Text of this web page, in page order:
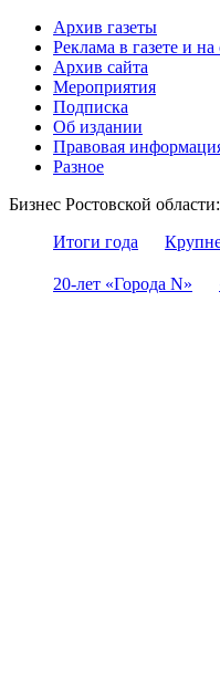
Архив газеты
Реклама в газете и на
Архив сайта
Мероприятия
Подписка
Об издании
Правовая
Разное
Бизнес Ростовской
Итоги года
20-лет «Города N»